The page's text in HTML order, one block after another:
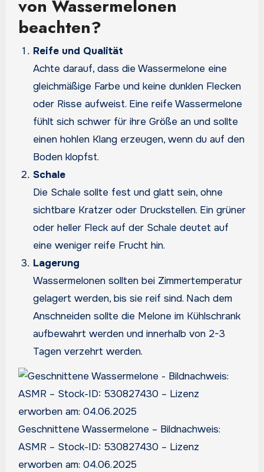
von Wassermelonen
beachten?
Reife und Qualität
Achte darauf, dass die Wassermelone eine
gleichmäßige Farbe und keine dunklen Flecken
oder Risse aufweist. Eine reife Wassermelone
fühlt sich schwer für ihre Größe an und sollte
einen hohlen Klang erzeugen, wenn du auf den
Boden klopfst.
Schale
Die Schale sollte fest und glatt sein, ohne
sichtbare Kratzer oder Druckstellen. Ein grüner
oder heller Fleck auf der Schale deutet auf
eine weniger reife Frucht hin.
Lagerung
Wassermelonen sollten bei Zimmertemperatur
gelagert werden, bis sie reif sind. Nach dem
Anschneiden sollte die Melone im Kühlschrank
aufbewahrt werden und innerhalb von 2-3
Tagen verzehrt werden.
Geschnittene Wassermelone – Bildnachweis:
ASMR – Stock-ID: 530827430 – Lizenz
erworben am: 04.06.2025